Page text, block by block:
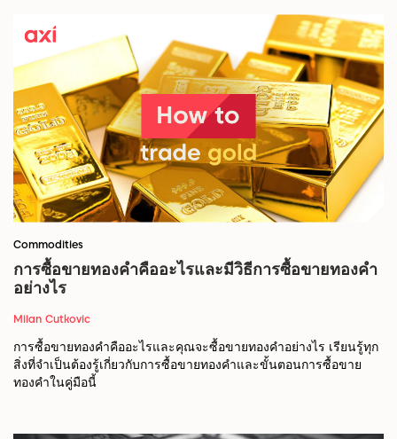
Commodities
การซื้อขายทองคำคืออะไรและมีวิธีการซื้อขายทองคำ
อย่างไร
Milan Cutkovic
การซื้อขายทองคำคืออะไรและคุณจะซื้อขายทองคำอย่างไร เรียนรู้ทุก
สิ่งที่จำเป็นต้องรู้เกี่ยวกับการซื้อขายทองคำและขั้นตอนการซื้อขาย
ทองคำในคู่มือนี้